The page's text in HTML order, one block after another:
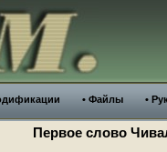
• Файлы •
Первое слово